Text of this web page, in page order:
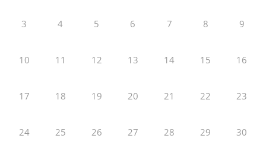
3 4 5 6 7 8 9
10 11 12 13 14 15 16
17 18 19 20 21 22 23
24 25 26 27 28 29 30